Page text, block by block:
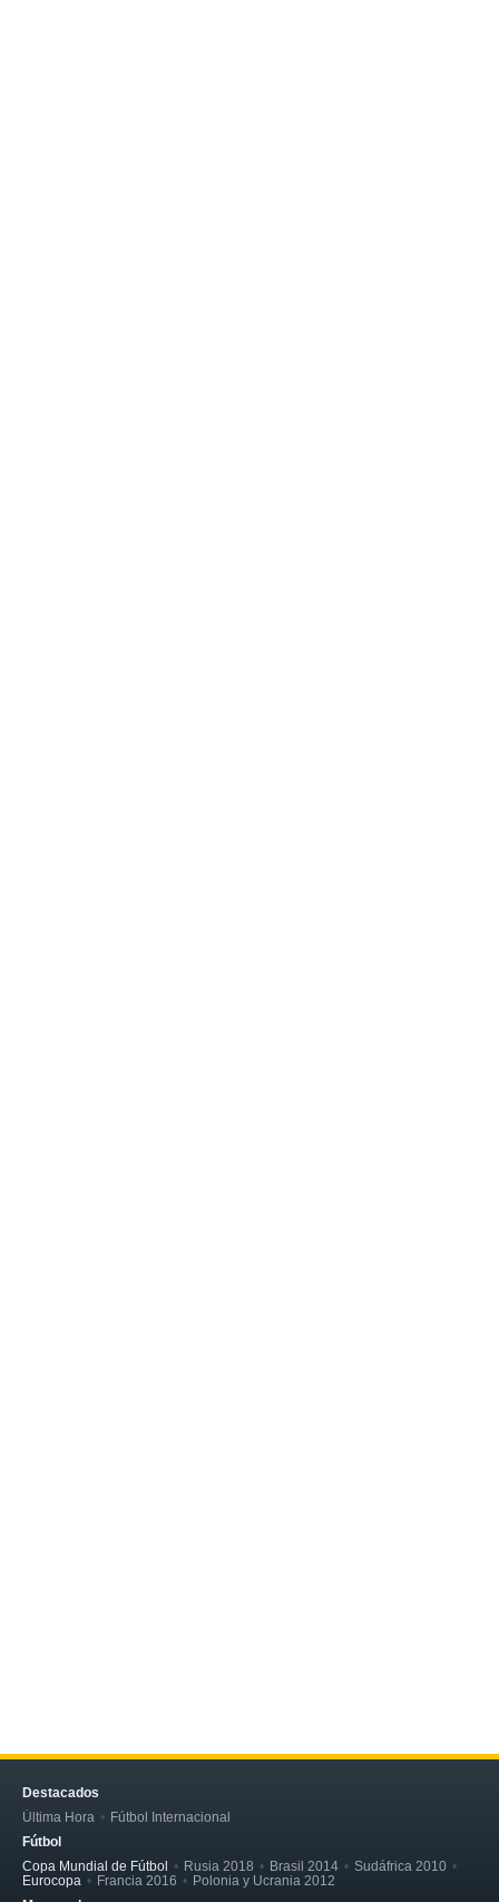
Destacados
Última Hora
Fútbol Internacional
Fútbol
Copa Mundial de Fútbol
Rusia 2018 Brasil 2014
Sudáfrica 2010
Eurocopa
Francia 2016
Polonia y Ucrania 2012